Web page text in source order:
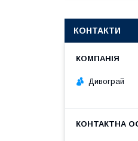
КОНТАКТИ
Дивограй